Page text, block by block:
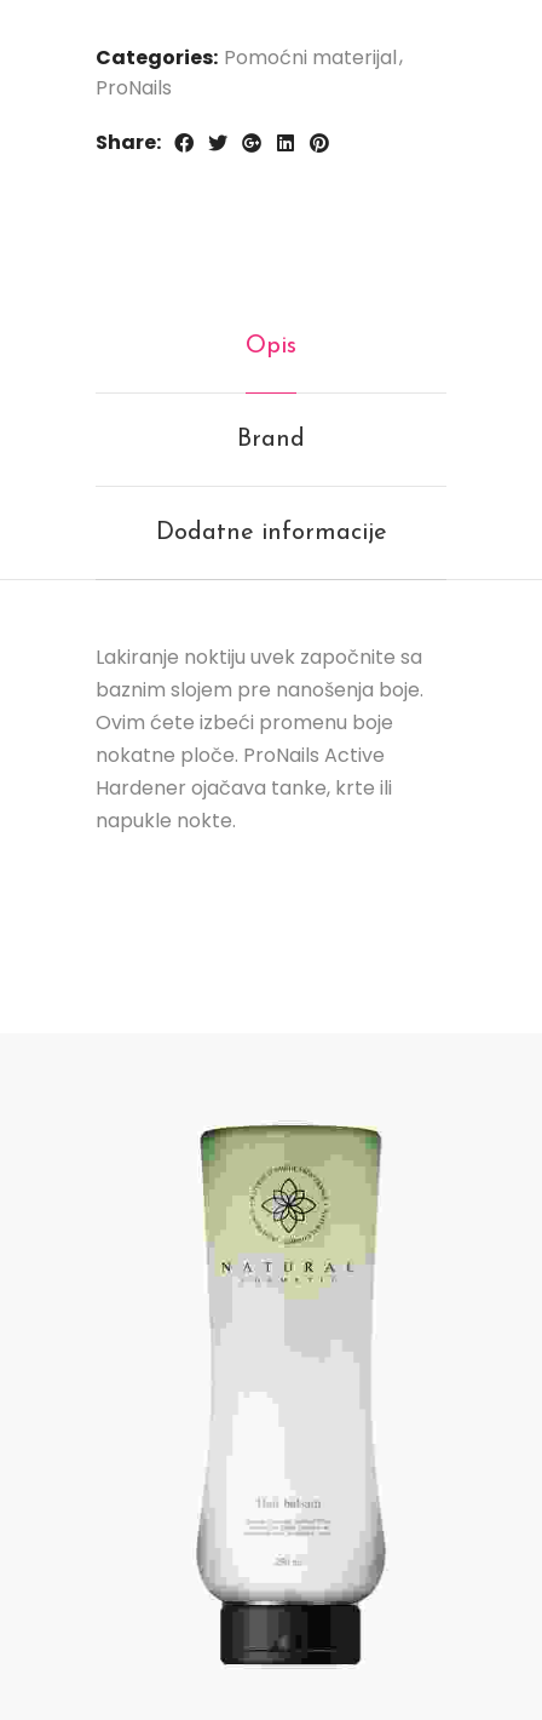
Categories: Pomoćni materijal
ProNails
Share:
Opis
Brand
Dodatne informacije
Lakiranje noktiju uvek započnite sa
baznim slojem pre nanošenja boje.
Ovim ćete izbeći promenu boje
nokatne ploče. ProNails Active
Hardener ojačava tanke, krte ili
napukle nokte.